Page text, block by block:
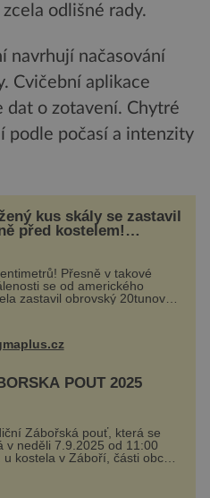
odlišné rady.
navrhují načasování
Cvičební aplikace
o zotavení. Chytré
podle počasí a intenzity
kus skály se zastavil
před kostelem!
ho boží síla?
Přesně v takové
se od amerického
zastavil obrovský 20tunový
demolici. Podle místních stojí
POUŤ 2025
Zábořská pouť, která se
v neděli 7.9.2025 od 11:00
u kostela v Záboří, části obce
Mělníka. V programu
komentovanou prohlídku